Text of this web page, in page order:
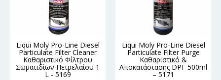
Liqui Moly Pro-Line Diesel
Particulate Filter Cleaner
Καθαριστικό Φίλτρου
Σωματιδίων Πετρελαίου 1
L - 5169
Liqui Moly Pro-Line Diesel
Particulate Filter Purge
Καθαριστικό &
Αποκατάστασης DPF 500ml
– 5171